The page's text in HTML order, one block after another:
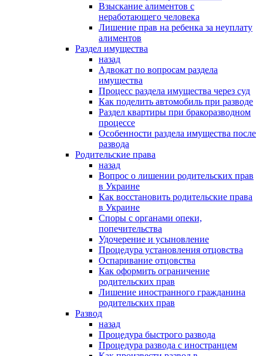
Взыскание алиментов с
неработающего человека
Лишение прав на ребенка за неуплату
алиментов
Раздел имущества
назад
Адвокат по вопросам раздела
имущества
Процесс раздела имущества через суд
Как поделить автомобиль при разводе
Раздел квартиры при бракоразводном
процессе
Особенности раздела имущества после
развода
Родительские права
назад
Вопрос о лишении родительских прав
в Украине
Как восстановить родительские права
в Украине
Споры с органами опеки,
попечительства
Удочерение и усыновление
Процедура установления отцовства
Оспаривание отцовства
Как оформить ограничение
родительских прав
Лишение иностранного гражданина
родительских прав
Развод
назад
Процедура быстрого развода
Процедура развода с иностранцем